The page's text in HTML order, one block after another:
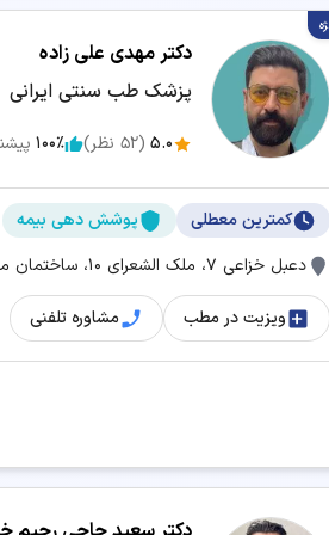
تزریق فیلر
دستگاه لاغری
طب سوزنی
دکتر مهدی علی زاده
پزشک طب سنتی ایرانی
5.0
(
52نظر) 100٪
کمترین معطلی
پوشش دهی بیمه
دعبل خزاعی ۷، ملک الشعرای ۱۰، ساختمان مهراد، طبقه اول
ویزیت در مطب مشاوره تلفنی